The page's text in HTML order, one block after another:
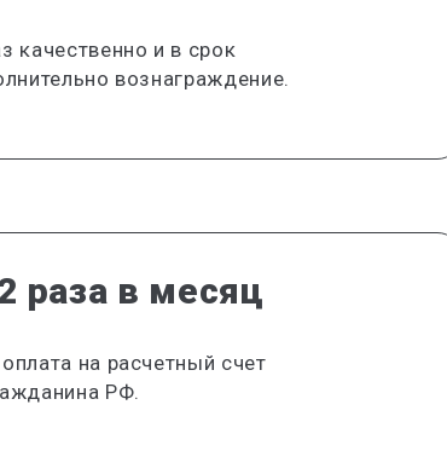
качественно и в срок
вознаграждение.
раза в месяц
на расчетный счет
РФ.